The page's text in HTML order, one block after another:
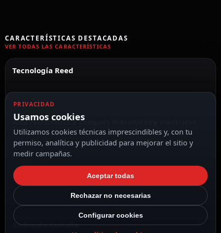
CARACTERÍSTICAS DESTACADAS
VER TODAS LAS CARACTERÍSTICAS
Tecnología Reed
Alta resistencia a choques mecánicos y eléctricos
FDP
Reducido tamaño
PRIVACIDAD
Usamos cookies
Utilizamos cookies técnicas imprescindibles y, con tu
permiso, analítica y publicidad para mejorar el sitio y
medir campañas.
Aceptar todas
Rechazar no necesarias
Configurar cookies